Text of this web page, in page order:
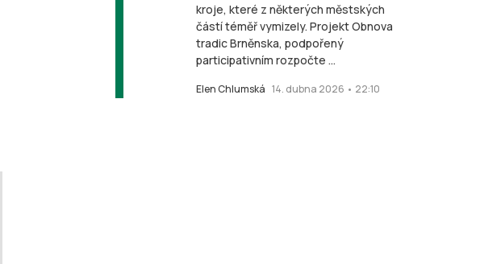
kroje, které z některých městských
částí téměř vymizely. Projekt Obnova
tradic Brněnska, podpořený
participativním rozpočte ...
Elen Chlumská 14. dubna 2026 • 22:10